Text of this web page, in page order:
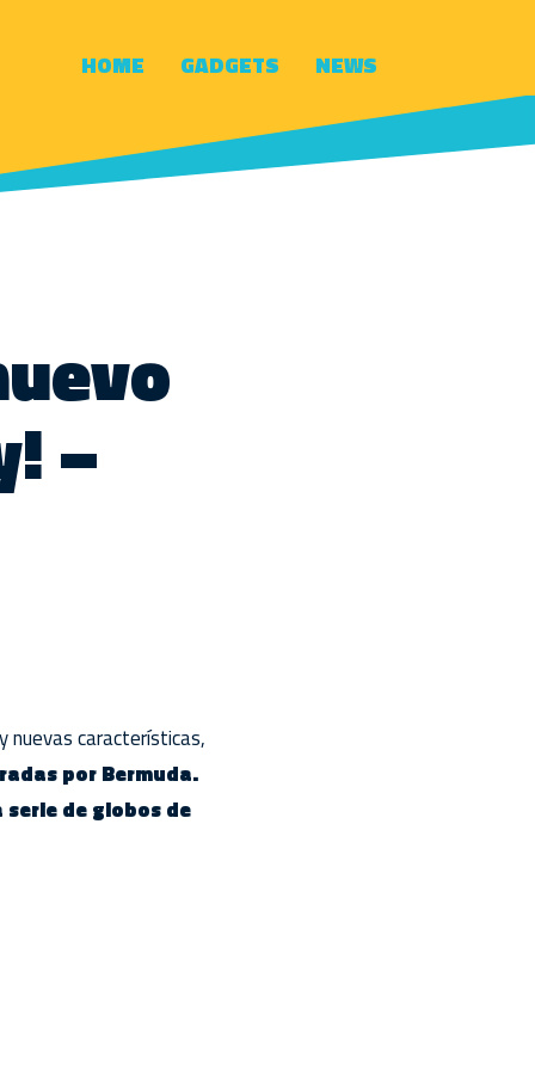
HOME GADGETS NEWS
–
nuevas características,
por Bermuda.
de globos de